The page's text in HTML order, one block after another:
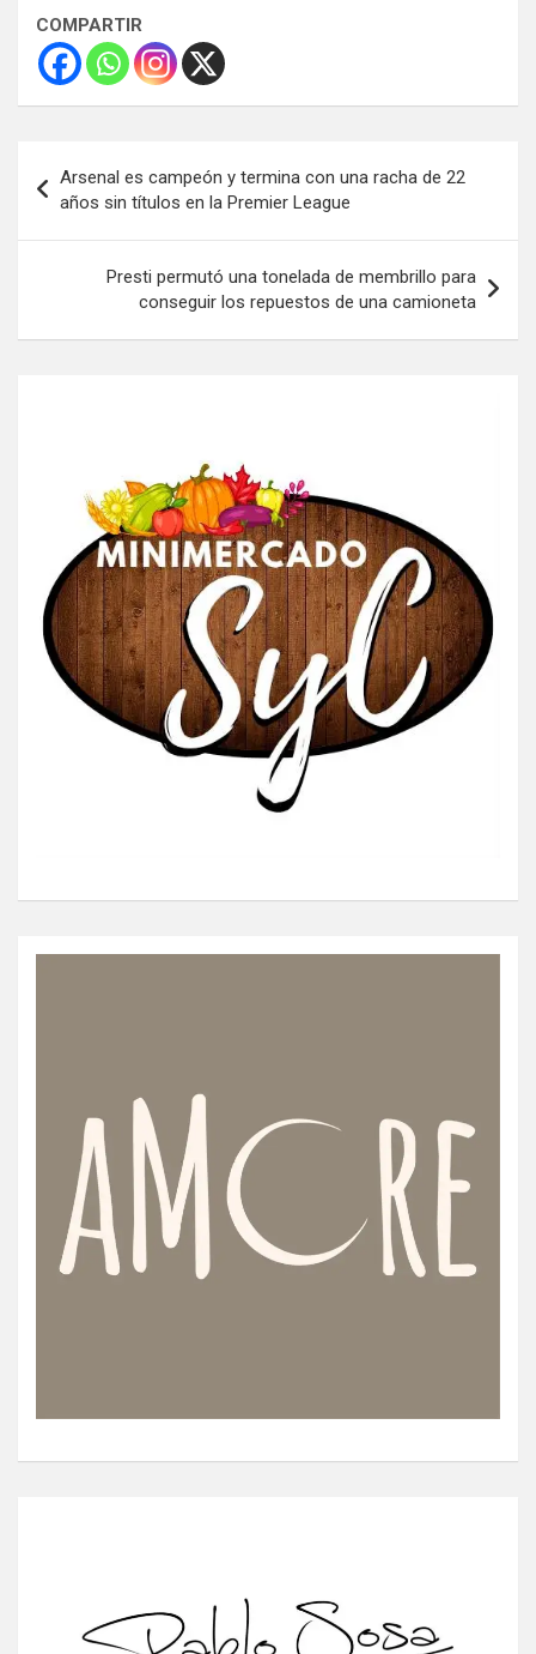
COMPARTIR
de
entradas
Arsenal es campeón y termina con una racha de 22
años sin títulos en la Premier League
Presti permutó una tonelada de membrillo para
conseguir los repuestos de una camioneta